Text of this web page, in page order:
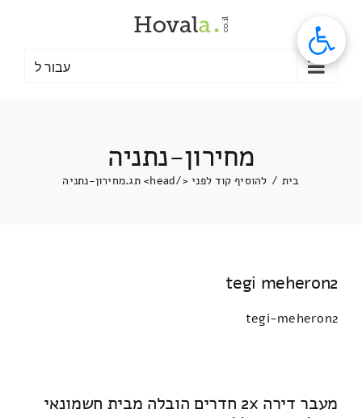
עבור ל
מחירון-נתניה
בית / להוסיף קוד לפני </head> תג. מחירון-נתניה
tegi meheron2
tegi-meheron2
מעבר דירה 2x חדרים הובלה מבית חשמונאי